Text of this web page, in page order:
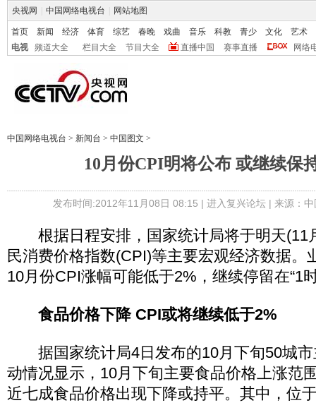
央视网 中国网络电视台 网站地图
首页 新闻 经济 体育 综艺 春晚 戏曲 音乐 科教 青少 文化
艺术
电视
频道大全 栏目大全 节目大全 直播中国 赛事直播 网络
中国网络电视台 > 新闻台 > 中国图文 >
10月份CPI明将公布 或继续保
发布时间:2012年11月08日 08:15 | 进入复兴论坛| 来源：
根据日程安排，国家统计局将于明天(11
民消费价格指数(CPI)等主要宏观经济数据。
10月份CPI涨幅可能低于2%，继续停留在“1
食品价格下降 CPI或将继续低于2%
据国家统计局4日发布的10月下旬50城市
动情况显示，10月下旬主要食品价格上涨范
近七成食品价格出现下降或持平。其中，位